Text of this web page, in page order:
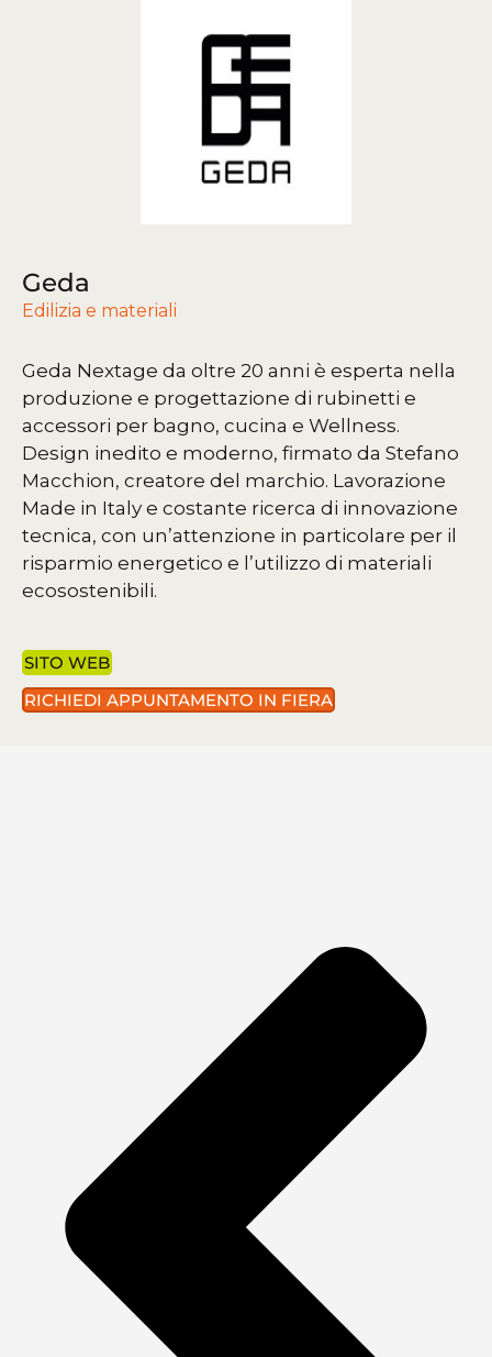
Geda
Edilizia e materiali
Geda Nextage da oltre 20 anni è esperta nella
produzione e progettazione di rubinetti e
accessori per bagno, cucina e Wellness.
Design inedito e moderno, firmato da Stefano
Macchion, creatore del marchio. Lavorazione
Made in Italy e costante ricerca di innovazione
tecnica, con un’attenzione in particolare per il
risparmio energetico e l’utilizzo di materiali
ecosostenibili.
SITO WEB
RICHIEDI APPUNTAMENTO IN FIERA